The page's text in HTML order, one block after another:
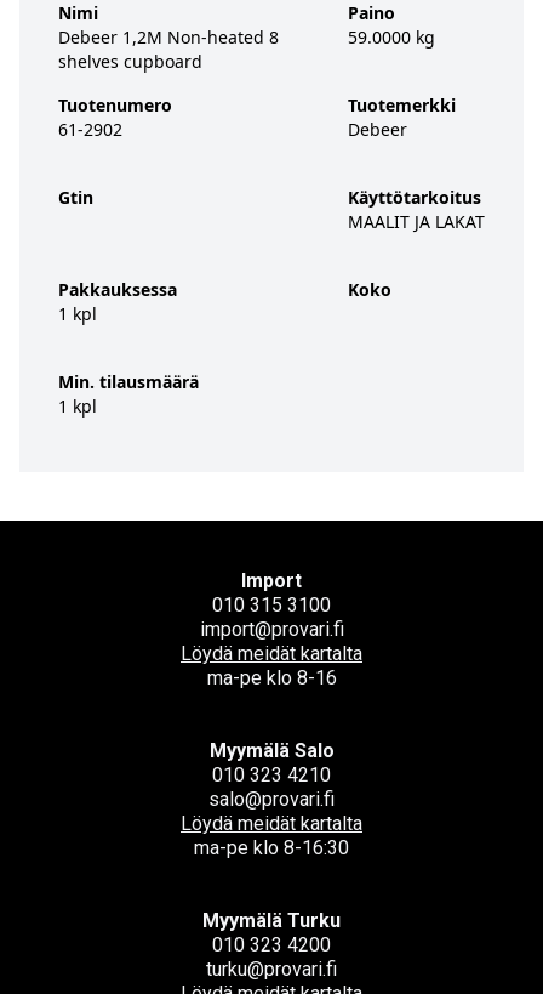
Nimi
Debeer 1,2M Non-heated 8
shelves cupboard
Tuotenumero
61-2902
Gtin
Pakkauksessa
1 kpl
Min. tilausmäärä
1 kpl
Paino
59.0000 kg
Tuotemerkki
Debeer
Käyttötarkoitus
MAALIT JA LAKAT
Koko
Import
010 315 3100
import@provari.fi
Löydä meidät kartalta
ma-pe klo 8-16
Myymälä Salo
010 323 4210
salo@provari.fi
Löydä meidät kartalta
ma-pe klo 8-16:30
Myymälä Turku
010 323 4200
turku@provari.fi